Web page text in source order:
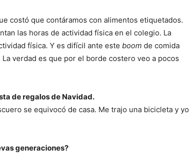
costó que contáramos con alimentos etiquetados.
las horas de actividad física en el colegio. La
física. Y es difícil ante este boom de comida
verdad es que por el borde costero veo a pocos
de regalos de Navidad.
se equivocó de casa. Me trajo una bicicleta y yo
generaciones?